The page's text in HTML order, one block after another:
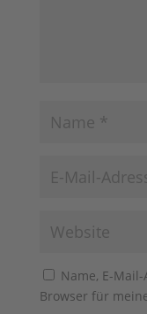
Name, E-
Browser für